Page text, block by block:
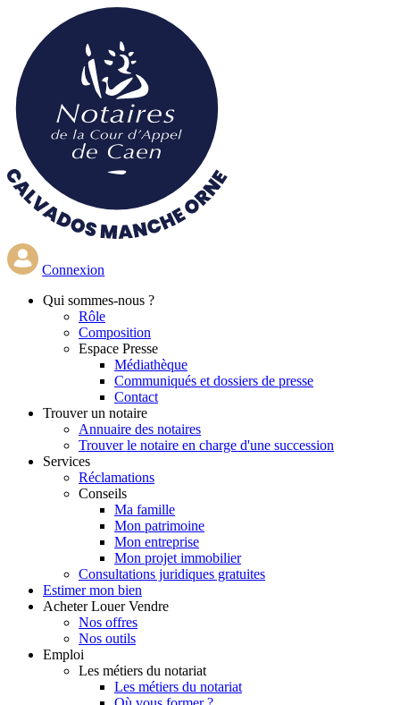
contenu
principal
Connexion
Qui sommes-nous ?
Rôle
Composition
Espace Presse
Médiathèque
Communiqués et dossiers de presse
Contact
Trouver un notaire
Annuaire des notaires
Trouver le notaire en charge d'une succession
Services
Réclamations
Conseils
Ma famille
Mon patrimoine
Mon entreprise
Mon projet immobilier
Consultations juridiques gratuites
Estimer mon bien
Acheter Louer Vendre
Nos offres
Nos outils
Emploi
Les métiers du notariat
Les métiers du notariat